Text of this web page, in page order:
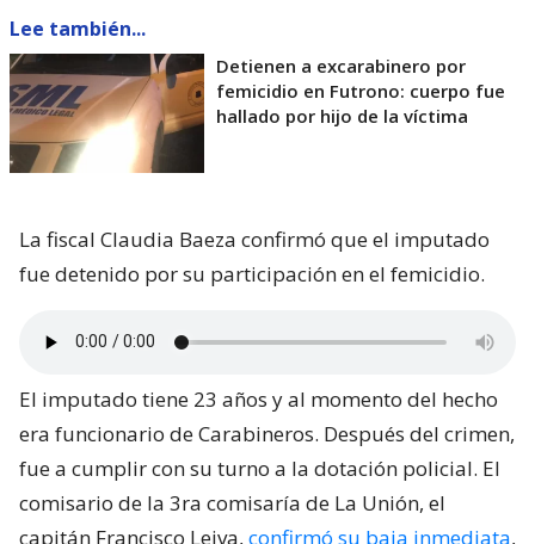
Lee también...
Detienen a excarabinero por
femicidio en Futrono: cuerpo fue
hallado por hijo de la víctima
La fiscal Claudia Baeza confirmó que el imputado
fue detenido por su participación en el femicidio.
El imputado tiene 23 años y al momento del hecho
era funcionario de Carabineros. Después del crimen,
fue a cumplir con su turno a la dotación policial. El
comisario de la 3ra comisaría de La Unión, el
capitán Francisco Leiva, confirmó su baja inmediata,